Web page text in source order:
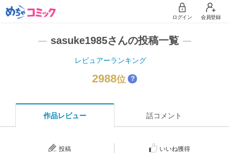
ログイン 会員登録
sasuke1985さんの投稿一覧
レビュアーランキング
2988位 ？
作品レビュー 話コメント
投稿 いいね獲得